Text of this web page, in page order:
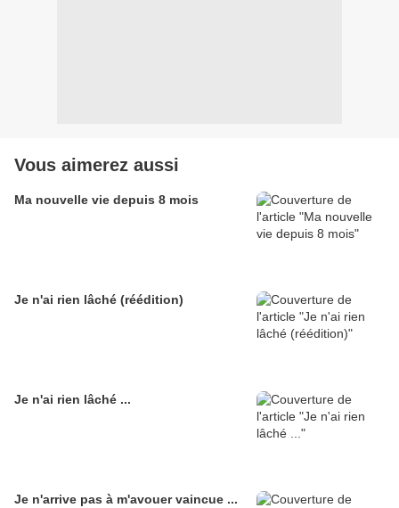
Vous aimerez aussi
Ma nouvelle vie depuis 8 mois
Je n'ai rien lâché (réédition)
Je n'ai rien lâché ...
Je n'arrive pas à m'avouer vaincue ...